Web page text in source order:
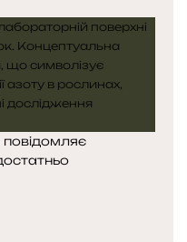
повідомляє